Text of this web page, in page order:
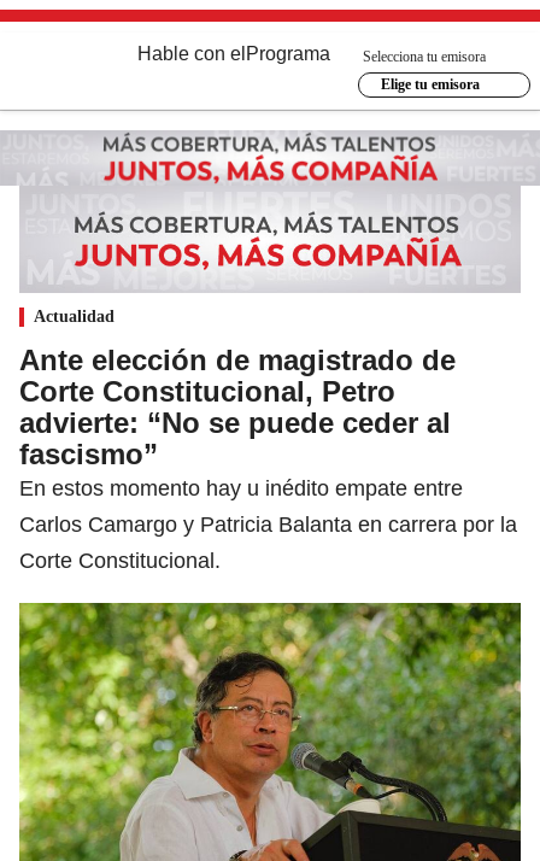
Hable con el Programa
Selecciona tu emisora
Elige tu emisora
Actualidad
Ante elección de magistrado de
Corte Constitucional, Petro
advierte: “No se puede ceder al
fascismo”
En estos momento hay u inédito empate entre
Carlos Camargo y Patricia Balanta en carrera por la
Corte Constitucional.